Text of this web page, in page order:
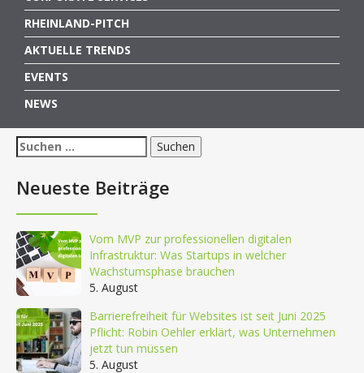
RHEINLAND-PITCH
AKTUELLE TRENDS
EVENTS
NEWS
Suchen
nach:
Neueste Beiträge
Vom MVP zur professionellen digitalen
Infrastruktur: Was Startups in welcher
Wachstumsphase brauchen
5. August
Barrierefreiheit für Websites ist seit Juni 2025
Pflicht: Robin Oehler erklärt, was Unternehmen
jetzt tun müssen
5. August